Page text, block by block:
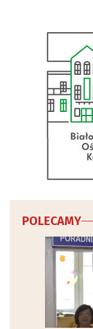
Tkaniny i artykuły
Wentylacja(28)
Wodociągowe i
Wykończenia,
Zabezpieczenia i
Żaluzje, rolety,
Żaluzje, rolety,
POLECAMY